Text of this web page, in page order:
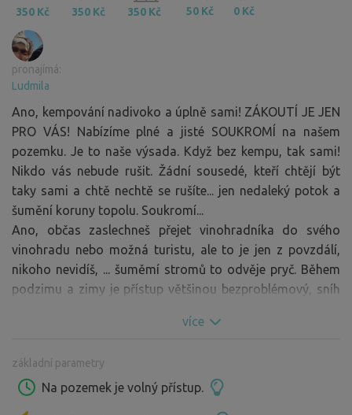
350 Kč 350 Kč 350 Kč 50 Kč 0 Kč
pronajímá:
Ludmila
Ano, kempování nadivoko a úplně sami! ZÁKOUTÍ JE JEN
PRO VÁS! Nabízíme plné a jisté SOUKROMÍ na našem
pozemku. Je to naše výsada. Když bez kempu, tak sami!
Nikdo vás nebude rušit. Žádní sousedé, kteří chtějí být
taky sami a chtě nechtě se rušíte... jen nedaleký potok a
šumění koruny topolu. Soukromí...
Ano, občas zaslechneš přejet vinohradníka do svého
vinohradu nebo možná turistu, ale to je jen z povzdálí,
nikoho nevidíš, ... šuměmí stromů to odvěje pryč. Během
podzimu a zimy je přístup většinou bezproblémový, sníh
v plném proudu, slunce, voda - je to super.
Takže, jen co vyjedete ze Strážnice, města plného tradic,
vína a folkloru, už jste u nás. Ptáčci vás vítají svým
více
základní parametry
Na pozemek je volný přístup.